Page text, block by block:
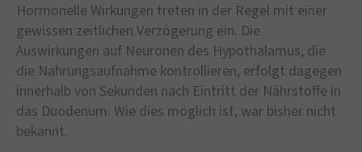
Hormonelle Wirkungen treten in der Regel mit einer
gewissen zeitlichen Verzögerung ein. Die
Auswirkungen auf Neuronen des Hypothalamus, die
die Nahrungsaufnahme kontrollieren, erfolgt dagegen
innerhalb von Sekunden nach Eintritt der Nährstoffe in
das Duodenum. Wie dies möglich ist, war bisher nicht
bekannt.